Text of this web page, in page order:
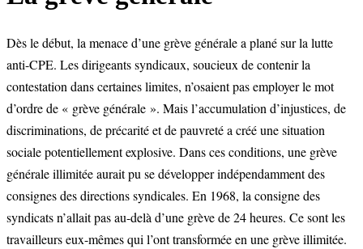
Dès le début, la menace d’une grève générale a plané sur la lutte
anti-CPE. Les dirigeants syndicaux, soucieux de contenir la
contestation dans certaines limites, n’osaient pas employer le mot
d’ordre de « grève générale ». Mais l’accumulation d’injustices, de
discriminations, de précarité et de pauvreté a créé une situation
sociale potentiellement explosive. Dans ces conditions, une grève
générale illimitée aurait pu se développer indépendamment des
consignes des directions syndicales. En 1968, la consigne des
syndicats n’allait pas au-delà d’une grève de 24 heures. Ce sont les
travailleurs eux-mêmes qui l’ont transformée en une grève illimitée.